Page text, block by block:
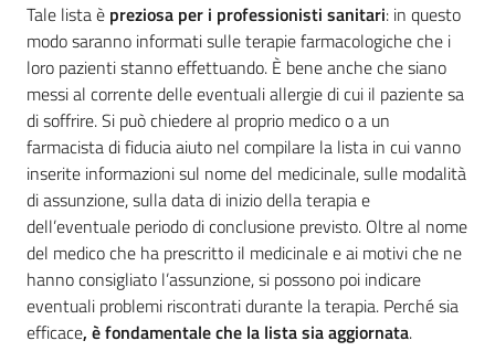
Tale lista è preziosa per i professionisti sanitari: in questo
modo saranno informati sulle terapie farmacologiche che i
loro pazienti stanno effettuando. È bene anche che siano
messi al corrente delle eventuali allergie di cui il paziente sa
di soffrire. Si può chiedere al proprio medico o a un
farmacista di fiducia aiuto nel compilare la lista in cui vanno
inserite informazioni sul nome del medicinale, sulle modalità
di assunzione, sulla data di inizio della terapia e
dell’eventuale periodo di conclusione previsto. Oltre al nome
del medico che ha prescritto il medicinale e ai motivi che ne
hanno consigliato l’assunzione, si possono poi indicare
eventuali problemi riscontrati durante la terapia. Perché sia
efficace, è fondamentale che la lista sia aggiornata.